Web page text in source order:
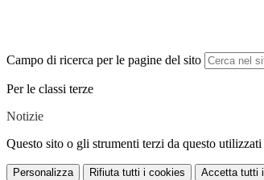
Campo di ricerca per le pagine del sito
Per le classi terze
Notizie
Questo sito o gli strumenti terzi da questo
Personalizza Rifiuta tutti i cookies Accetta tutti